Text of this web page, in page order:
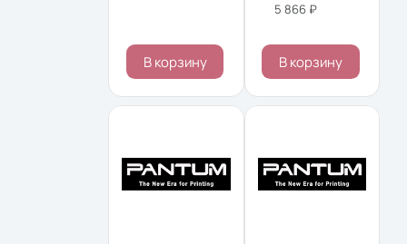
В корзину
5 866 ₽
В корзину